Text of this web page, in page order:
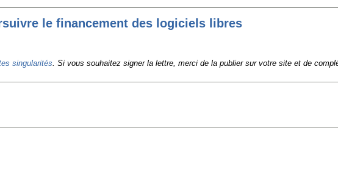
le financement des logiciels libres
singularités. Si vous souhaitez signer la lettre, merci de la publier sur votre site et de